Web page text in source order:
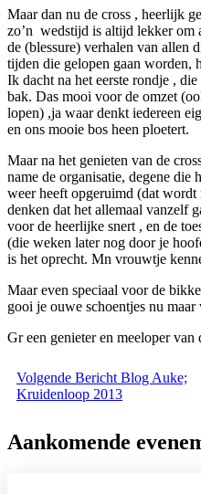
Maar dan nu de cross , heerlijk
zo’n wedstijd is altijd lekker om
de (blessure) verhalen van allen
tijden die gelopen gaan worden,
Ik dacht na het eerste rondje ,
bak. Das mooi voor de omzet
lopen) ,ja waar denkt iedereen
en ons mooie bos heen ploetert.
Maar na het genieten van de
name de organisatie, degene die
weer heeft opgeruimd (dat wordt
denken dat het allemaal vanzelf
voor de heerlijke snert , en de
(die weken later nog door je
is het oprecht. Mn vrouwtje
Maar even speciaal voor de
gooi je ouwe schoentjes nu maar
Gr een genieter en meeloper
Volgende Bericht Blog Auke;
Kruidenloop 2013
Aankomende